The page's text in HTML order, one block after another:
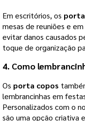
Em escritórios, os
mesas de reuniões e
evitar danos causados
toque de organização
4. Como
Os porta copos
lembrancinhas em
Personalizados com o
são uma opção criativa